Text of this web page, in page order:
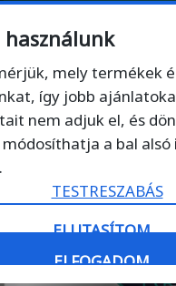
mely termékek
így jobb
nem adjuk el, és
a bal alsó
TESTRESZABÁS
ELUTASÍTOM
ELFOGADOM